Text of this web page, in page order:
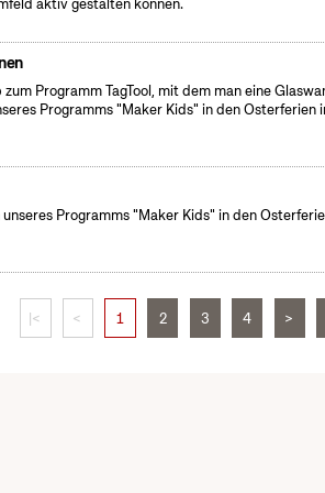
aktiv gestalten können.
Programm TagTool, mit dem man eine
Programms "Maker Kids" in den Osterferien
Programms "Maker Kids" in den
|< < 1 2 3 4 >